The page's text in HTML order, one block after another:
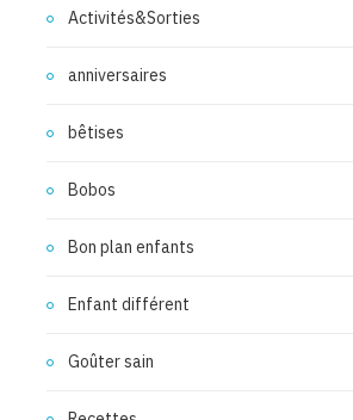
Activités&Sorties
anniversaires
bêtises
Bobos
Bon plan enfants
Enfant différent
Goûter sain